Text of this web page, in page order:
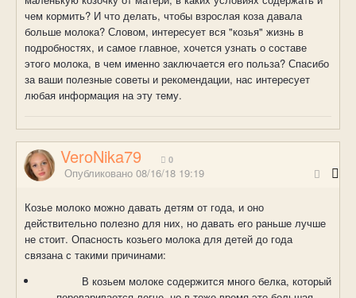
чем кормить? И что делать, чтобы взрослая коза давала
больше молока? Словом, интересует вся "козья" жизнь в
подробностях, и самое главное, хочется узнать о составе
этого молока, в чем именно заключается его польза? Спасибо
за ваши полезные советы и рекомендации, нас интересует
любая информация на эту тему.
VeroNika79 0
Опубликовано 08/16/18 19:19
Козье молоко можно давать детям от года, и оно
действительно полезно для них, но давать его раньше лучше
не стоит. Опасность козьего молока для детей до года
связана с такими причинами:
В козьем молоке содержится много белка, который